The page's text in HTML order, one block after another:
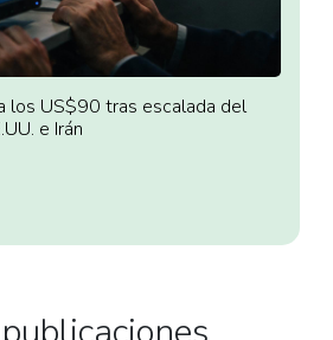
los US$90 tras escalada del
e Irán